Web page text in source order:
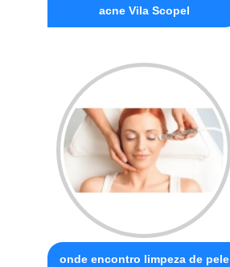
acne Vila Scopel
onde encontro limpeza de pele